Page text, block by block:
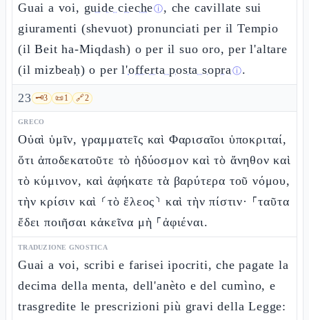
Guai a voi, guide ciecheⓘ, che cavillate sui
giuramenti (shevuot) pronunciati per il Tempio
(il Beit ha-Miqdash) o per il suo oro, per l'altare
(il mizbeaḥ) o per l'offerta posta sopraⓘ.
23 🗝️3 📜1 🔗2
GRECO
Οὐαὶ ὑμῖν, γραμματεῖς καὶ Φαρισαῖοι ὑποκριταί,
ὅτι ἀποδεκατοῦτε τὸ ἡδύοσμον καὶ τὸ ἄνηθον καὶ
τὸ κύμινον, καὶ ἀφήκατε τὰ βαρύτερα τοῦ νόμου,
τὴν κρίσιν καὶ ⸂τὸ ἔλεος⸃ καὶ τὴν πίστιν· ⸀ταῦτα
ἔδει ποιῆσαι κἀκεῖνα μὴ ⸀ἀφιέναι.
TRADUZIONE GNOSTICA
Guai a voi, scribi e farisei ipocriti, che pagate la
decima della menta, dell'anèto e del cumìno, e
trasgredite le prescrizioni più gravi della Legge: